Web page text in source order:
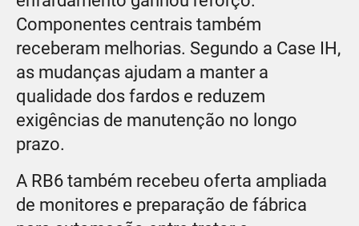
Componentes centrais também
receberam melhorias. Segundo a Case IH,
as mudanças ajudam a manter a
qualidade dos fardos e reduzem
exigências de manutenção no longo
prazo.
A RB6 também recebeu oferta ampliada
de monitores e preparação de fábrica